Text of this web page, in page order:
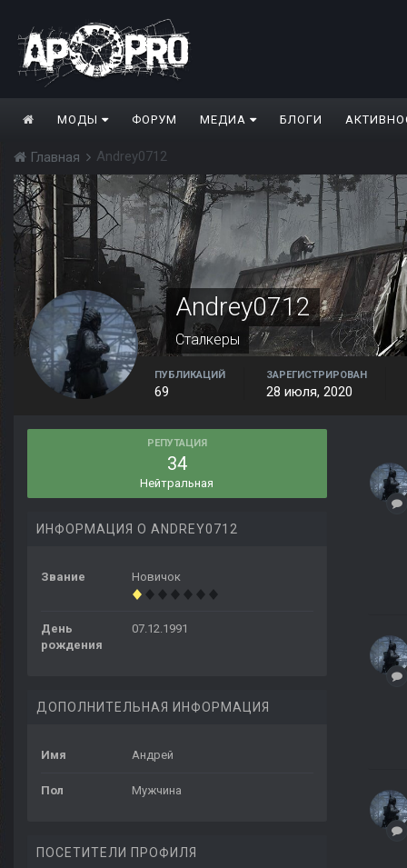
МОДЫ ФОРУМ МЕДИА БЛОГИ
Главная Andrey0712
Andrey0712
Сталкеры
ПУБЛИКАЦИЙ
69
ЗАРЕГИСТРИРОВАН
28 июля, 2020
РЕПУТАЦИЯ
34
Нейтральная
ИНФОРМАЦИЯ О ANDREY0712
Звание Новичок
День
рождения
07.12.1991
ДОПОЛНИТЕЛЬНАЯ ИНФОРМАЦИЯ
Имя Андрей
Пол Мужчина
ПОСЕТИТЕЛИ ПРОФИЛЯ